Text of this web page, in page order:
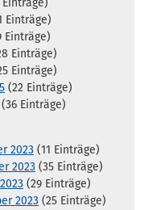
Einträge)
Einträge)
Einträge)
Einträge)
Einträge)
(22 Einträge)
(36 Einträge)
2023 (11 Einträge)
2023 (35 Einträge)
(29 Einträge)
2023 (25 Einträge)